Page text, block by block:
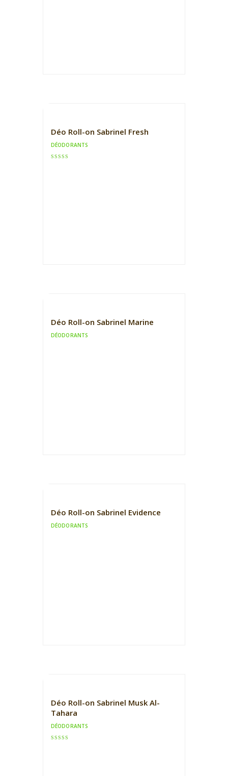
Déo Roll-on Sabrinel Fresh
DÉODORANTS
Déo Roll-on Sabrinel Marine
DÉODORANTS
Déo Roll-on Sabrinel Evidence
DÉODORANTS
Déo Roll-on Sabrinel Musk Al-
Tahara
DÉODORANTS